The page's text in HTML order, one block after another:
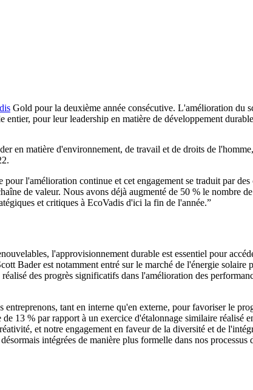
Gold pour la deuxième année consécutive. L'amélioration du
pour leur leadership en matière de développement
en matière d'environnement, de travail et de droits de
l'amélioration continue et cet engagement se traduit par
de valeur. Nous avons déjà augmenté de 50 % le nombre
et critiques à EcoVadis d'ici la fin de l'année.
l'approvisionnement durable est essentiel pour
Bader est notamment entré sur le marché de l'énergie
des progrès significatifs dans l'amélioration des
tant en interne qu'en externe, pour favoriser le
13 % par rapport à un exercice d'étalonnage similaire
et notre engagement en faveur de la diversité et de
intégrées de manière plus formelle dans nos